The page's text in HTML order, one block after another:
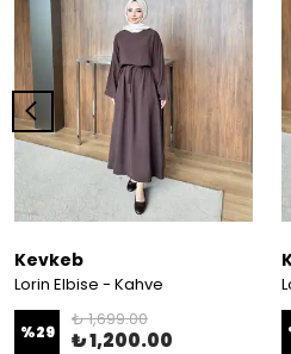
Kevkeb
Lorin Elbise - Kahve
%29
₺ 1,699.00
₺ 1,200.00